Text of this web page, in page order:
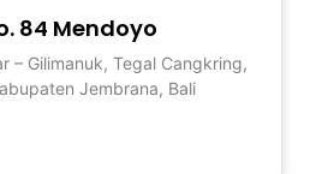
84 Mendoyo
– Gilimanuk, Tegal Cangkring,
Jembrana, Bali